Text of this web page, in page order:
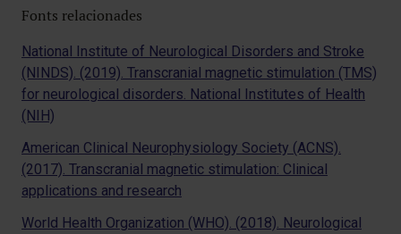
Fonts relacionades
National Institute of Neurological Disorders and Stroke
(NINDS). (2019). Transcranial magnetic stimulation (TMS)
for neurological disorders. National Institutes of Health
(NIH)
American Clinical Neurophysiology Society (ACNS).
(2017). Transcranial magnetic stimulation: Clinical
applications and research
World Health Organization (WHO). (2018). Neurological